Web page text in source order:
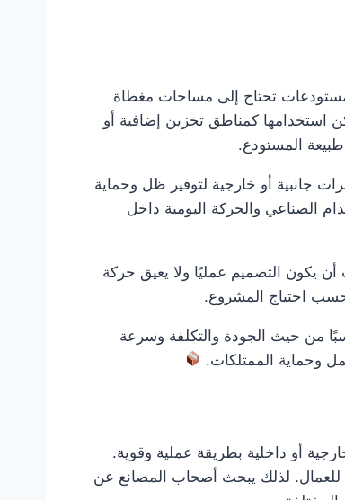
تحتاج إلى مساحات مغطاة
استخدامها كمناطق تخزين إضافية أو
المستودع.
جانبية أو خارجية لتوفير ظل وحماية
الصناعي والحركة اليومية داخل
يكون التصميم عمليًا ولا يعيق حركة
حسب احتياج المشروع.
من حيث الجودة والتكلفة وسرعة
وحماية الممتلكات.
أو داخلية بطريقة عملية وقوية.
للعمال. لذلك يبحث أصحاب المصانع عن